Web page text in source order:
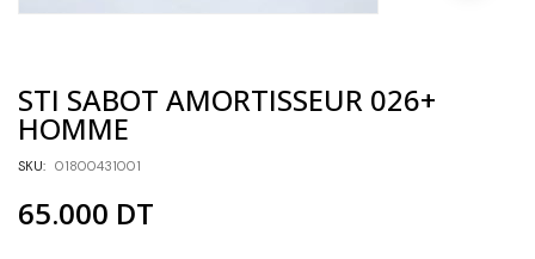
STI SABOT AMORTISSEUR 026+
HOMME
SKU: 01800431001
65.000 DT